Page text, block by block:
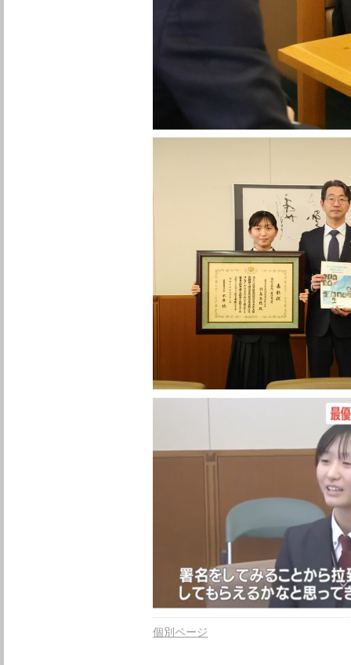
個別ページ